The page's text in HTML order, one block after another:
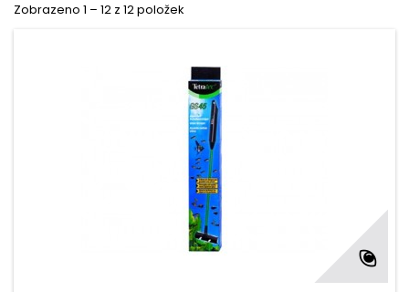
Zobrazeno 1 – 12 z 12 položek